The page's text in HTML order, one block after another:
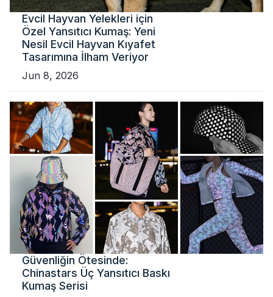
Evcil Hayvan Yelekleri için
Özel Yansıtıcı Kumaş: Yeni
Nesil Evcil Hayvan Kıyafet
Tasarımına İlham Veriyor
Jun 8, 2026
Güvenliğin Ötesinde:
Chinastars Üç Yansıtıcı Baskı
Kumaş Serisi